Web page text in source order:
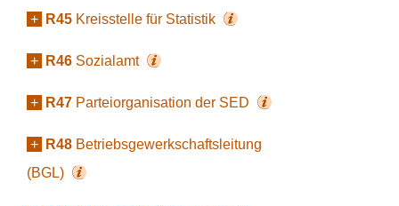
+ R45 Kreisstelle für Statistik
+ R46 Sozialamt
+ R47 Parteiorganisation der SED
+ R48 Betriebsgewerkschaftsleitung
(BGL)